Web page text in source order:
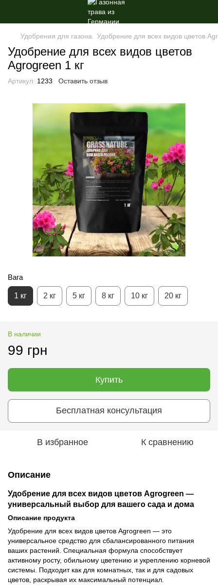
Удобрения для газона Удобрение для всех видов цветов
Удобрение для всех видов цветов
Agrogreen 1 кг
Артикул: 1233 Оставить отзыв
Вага
1 кг 2 кг 5 кг 8 кг 10 кг 20 кг
В наличии
99 грн
Купить
Бесплатная консультация
В избранное К сравнению
Описание
Удобрение для всех видов цветов Agrogreen —
универсальный выбор для вашего сада и дома
Описание продукта
Удобрение для всех видов цветов Agrogreen — это
универсальное средство для сбалансированного питания
ваших растений. Специальная формула способствует
активному росту, обильному цветению и укреплению корневой
системы. Подходит как для комнатных, так и для садовых
цветов, раскрывая их максимальный потенциал.